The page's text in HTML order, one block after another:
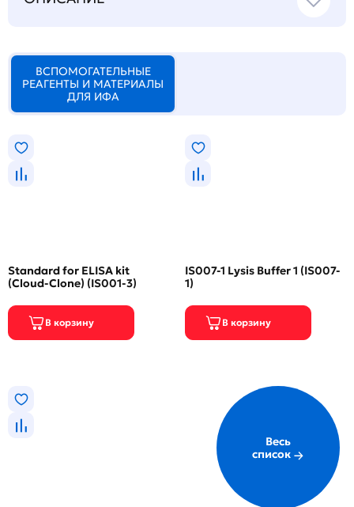
ВСПОМОГАТЕЛЬНЫЕ
РЕАГЕНТЫ И МАТЕРИАЛЫ
ДЛЯ ИФА
Standard for ELISA kit
(Cloud-Clone) (IS001-3)
IS007-1 Lysis Buffer 1 (IS007-
1)
Весь
список